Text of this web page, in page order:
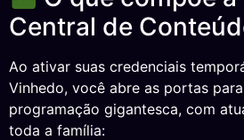
Central de
Ao ativar suas credenciais
Vinhedo, você abre as portas
programação gigantesca, com
toda a família: